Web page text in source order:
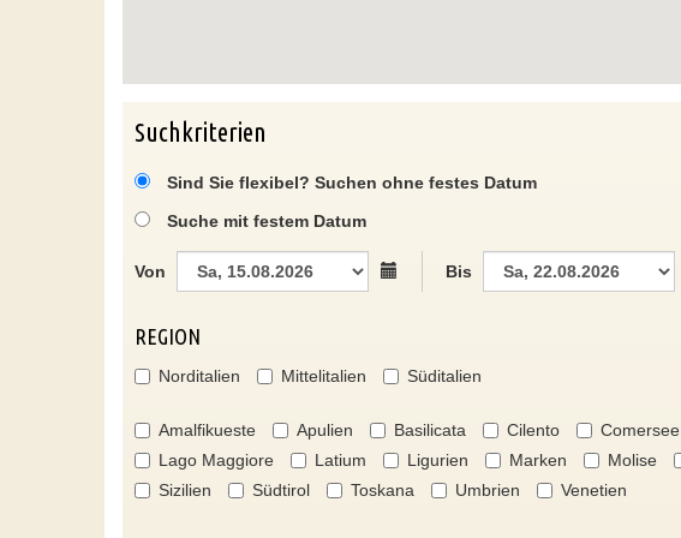
Suchkriterien
Sind Sie flexibel? Suchen ohne festes Datum
Suche mit festem Datum
Von Bis
REGION
Norditalien Mittelitalien Süditalien
Amalfikueste Apulien Basilicata Cilento Comersee
Lago Maggiore
Latium Ligurien Marken Molise
Sizilien
Südtirol Toskana Umbrien Venetien